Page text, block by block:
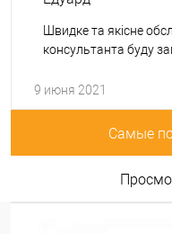
Швидке та якісне
консультанта буду
9 июня 2021
Самые